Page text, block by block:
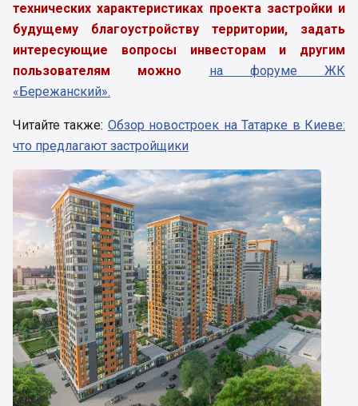
технических характеристиках проекта застройки и
будущему благоустройству территории, задать
интересующие вопросы инвесторам и другим
пользователям можно на форуме ЖК
«Бережанский».
Читайте также: Обзор новостроек на Татарке в Киеве:
что предлагают застройщики